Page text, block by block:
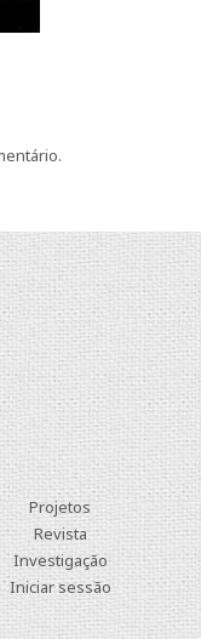
Projetos
Revista
Investigação
Iniciar sessão